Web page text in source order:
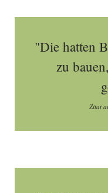
"Die hatten
zu
Zitat